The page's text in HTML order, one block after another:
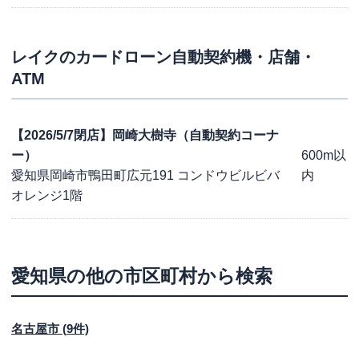
レイクのカードローン自動契約機・店舗・
ATM
【2026/5/7閉店】岡崎大樹寺（自動契約コーナ
ー）
愛知県岡崎市鴨田町広元191 コンドウビルビバ
オレンジ1階
600m以
内
愛知県の他の市区町村から検索
名古屋市 (9件)